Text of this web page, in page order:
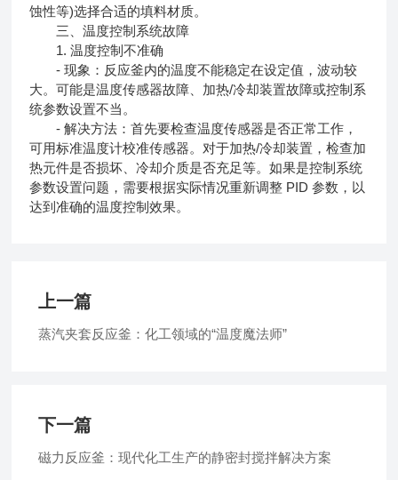
蚀性等)选择合适的填料材质。
三、温度控制系统故障
1. 温度控制不准确
- 现象：反应釜内的温度不能稳定在设定值，波动较
大。可能是温度传感器故障、加热/冷却装置故障或控制系
统参数设置不当。
- 解决方法：首先要检查温度传感器是否正常工作，
可用标准温度计校准传感器。对于加热/冷却装置，检查加
热元件是否损坏、冷却介质是否充足等。如果是控制系统
参数设置问题，需要根据实际情况重新调整 PID 参数，以
达到准确的温度控制效果。
上一篇
蒸汽夹套反应釜：化工领域的“温度魔法师”
下一篇
磁力反应釜：现代化工生产的静密封搅拌解决方案